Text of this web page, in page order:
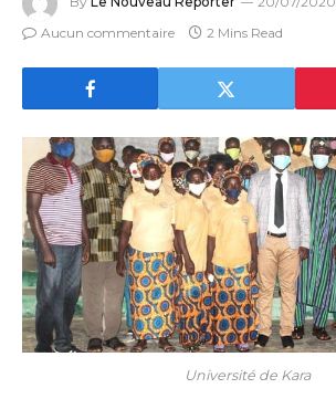
Aucun commentaire
2 Mins Read
Université de Kara